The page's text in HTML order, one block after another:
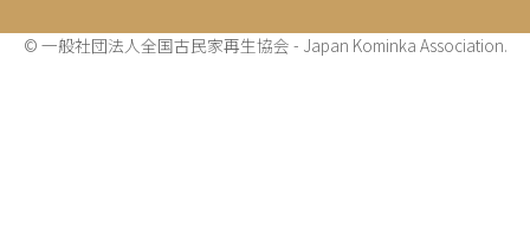
© 一般社団法人全国古民家再生協会 - Japan Kominka Association.